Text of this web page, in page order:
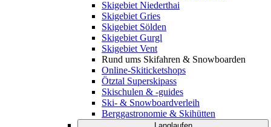
Skigebiet Niederthai
Skigebiet Gries
Skigebiet Sölden
Skigebiet Gurgl
Skigebiet Vent
Rund ums Skifahren & Snowboarden
Online-Skiticketshops
Ötztal Superskipass
Skischulen & -guides
Ski- & Snowboardverleih
Berggastronomie & Skihütten